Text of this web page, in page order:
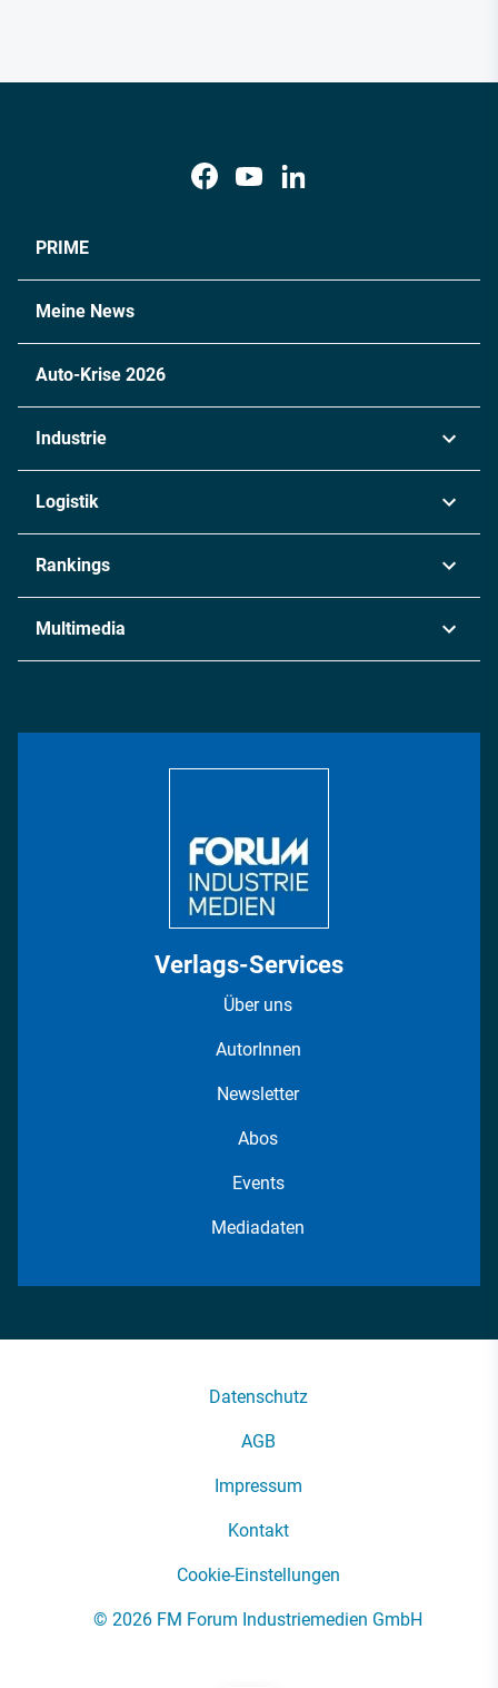
PRIME
Meine News
Auto-Krise 2026
Industrie
Chemie
Metall
Energie
Logistik
Rankings
Multimedia
Verlags-Services
Über uns
AutorInnen
Newsletter
Abos
Events
Mediadaten
Datenschutz
AGB
Impressum
Kontakt
Cookie-Einstellungen
© 2026 FM Forum Industriemedien GmbH